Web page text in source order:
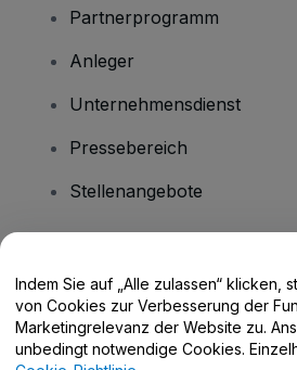
Partnerprogramm
Anleger
Unternehmensdienst
Pressebereich
Stellenangebote
Hilfe-Center / Kontakt
Indem Sie auf „Alle zulassen“ klicken,
von Cookies zur Verbesserung der
Marketingrelevanz der Website zu. Ansonsten verwenden wir nur
unbedingt notwendige Cookies.